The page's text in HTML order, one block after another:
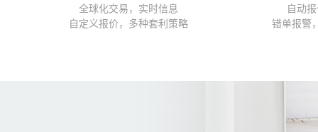
全球化交易，实时信息
自定义报价，多种套利策略
自动
错单报警